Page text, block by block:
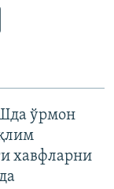
ўрмон
хавфларни